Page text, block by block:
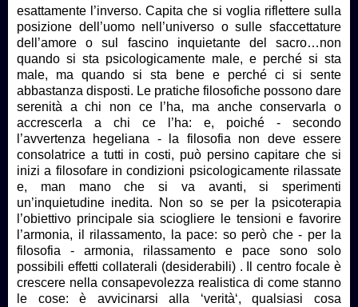
esattamente l’inverso. Capita che si voglia riflettere sulla
posizione dell’uomo nell’universo o sulle sfaccettature
dell’amore o sul fascino inquietante del sacro…non
quando si sta psicologicamente male, e perché si sta
male, ma quando si sta bene e perché ci si sente
abbastanza disposti. Le pratiche filosofiche possono dare
serenità a chi non ce l’ha, ma anche conservarla o
accrescerla a chi ce l’ha: e, poiché - secondo
l’avvertenza hegeliana - la filosofia non deve essere
consolatrice a tutti in costi, può persino capitare che si
inizi a filosofare in condizioni psicologicamente rilassate
e, man mano che si va avanti, si sperimenti
un’inquietudine inedita. Non so se per la psicoterapia
l’obiettivo principale sia sciogliere le tensioni e favorire
l’armonia, il rilassamento, la pace: so però che - per la
filosofia - armonia, rilassamento e pace sono solo
possibili effetti collaterali (desiderabili) . Il centro focale è
crescere nella consapevolezza realistica di come stanno
le cose: è avvicinarsi alla ‘verità‘, qualsiasi cosa